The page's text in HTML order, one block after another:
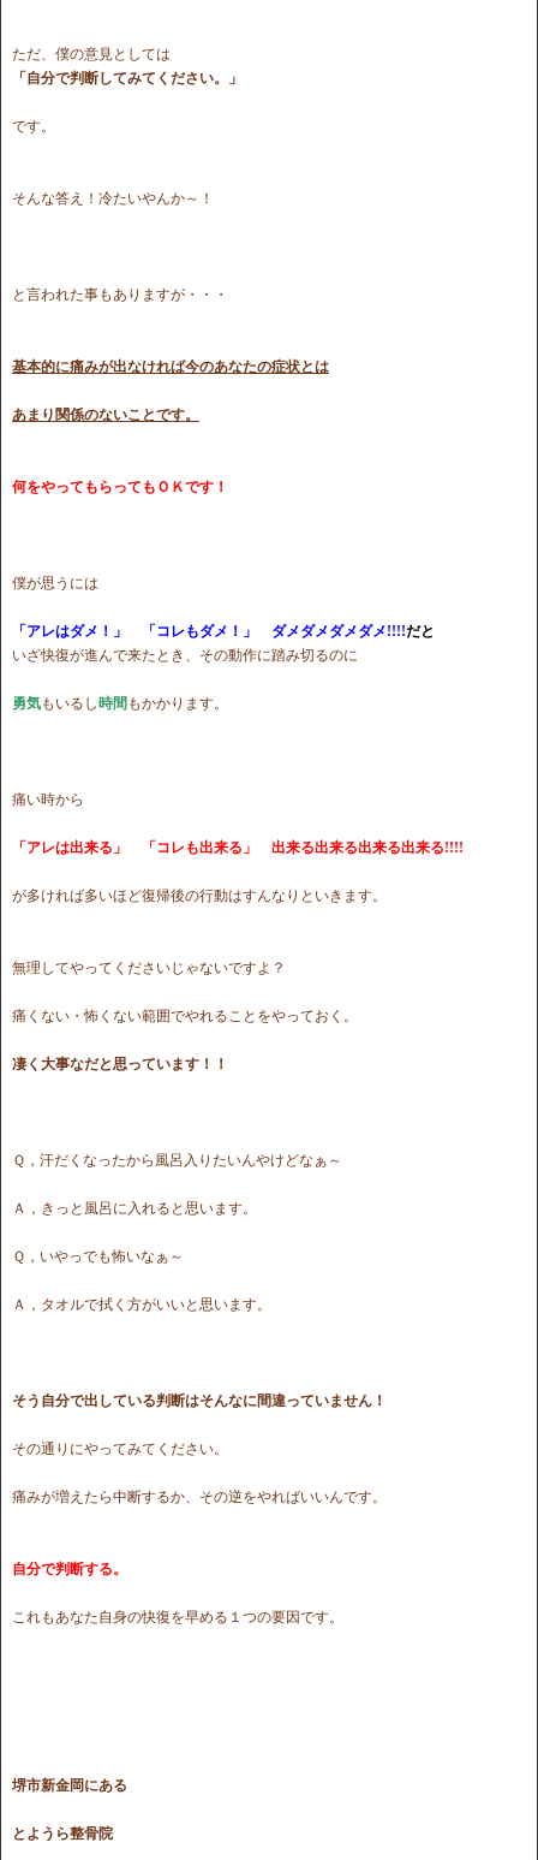
ただ、僕の意見としては
「自分で判断してみてください。」
です。
そんな答え！冷たいやんか～！
と言われた事もありますが・・・
基本的に痛みが出なければ今のあなたの症状とは
あまり関係のないことです。
何をやってもらってもＯＫです！
僕が思うには
「アレはダメ！」 「コレもダメ！」 ダメダメダメダメ!!!!だと
いざ快復が進んで来たとき、その動作に踏み切るのに
勇気もいるし時間 もかかります。
痛い時から
「アレは出来る」 「コレも出来る」 出来る出来る出来る出来る!!!!
が多ければ多いほど復帰後の行動はすんなりといきます。
無理してやってくださいじゃないですよ？
痛くない・怖くない範囲でやれることをやっておく。
凄く大事なだと思っています！！
Ｑ，汗だくなったから風呂入りたいんやけどなぁ～
Ａ，きっと風呂に入れると思います。
Ｑ，いやっでも怖いなぁ～
Ａ，タオルで拭く方がいいと思います。
そう自分で出している判断はそんなに間違っていません！
その通りにやってみてください。
痛みが増えたら中断するか、その逆をやればいいんです。
自分で判断する。
これもあなた自身の快復を早める１つの要因です。
堺市新金岡にある
とようら整骨院